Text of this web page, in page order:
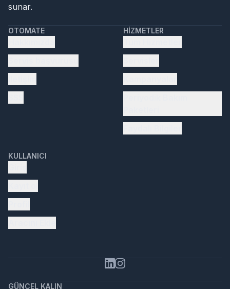
sunar.
OTOMATE HIZMETLER
KULLANICI
GÜNCEL KALIN